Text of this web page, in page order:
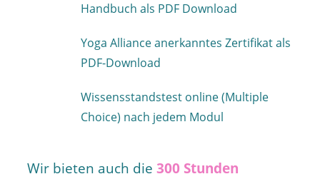
Handbuch als PDF Download
Yoga Alliance anerkanntes Zertifikat als
PDF-Download
Wissensstandstest online (Multiple
Choice) nach jedem Modul
Wir bieten auch die 300 Stunden